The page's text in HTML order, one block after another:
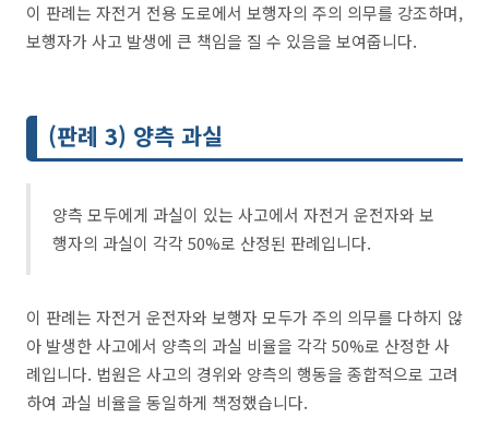
이 판례는 자전거 전용 도로에서 보행자의 주의 의무를 강조하며,
보행자가 사고 발생에 큰 책임을 질 수 있음을 보여줍니다.
(판례 3) 양측 과실
양측 모두에게 과실이 있는 사고에서 자전거 운전자와 보
행자의 과실이 각각 50%로 산정된 판례입니다.
이 판례는 자전거 운전자와 보행자 모두가 주의 의무를 다하지 않
아 발생한 사고에서 양측의 과실 비율을 각각 50%로 산정한 사
례입니다. 법원은 사고의 경위와 양측의 행동을 종합적으로 고려
하여 과실 비율을 동일하게 책정했습니다.